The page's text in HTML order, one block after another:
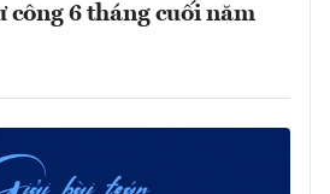
công 6 tháng cuối năm